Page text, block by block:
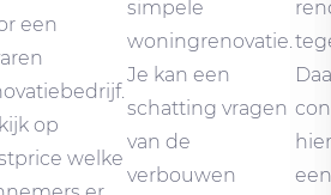
een
op
welke
simpele
woningrenovatie.
Je kan een
schatting vragen
van de
verbouwen